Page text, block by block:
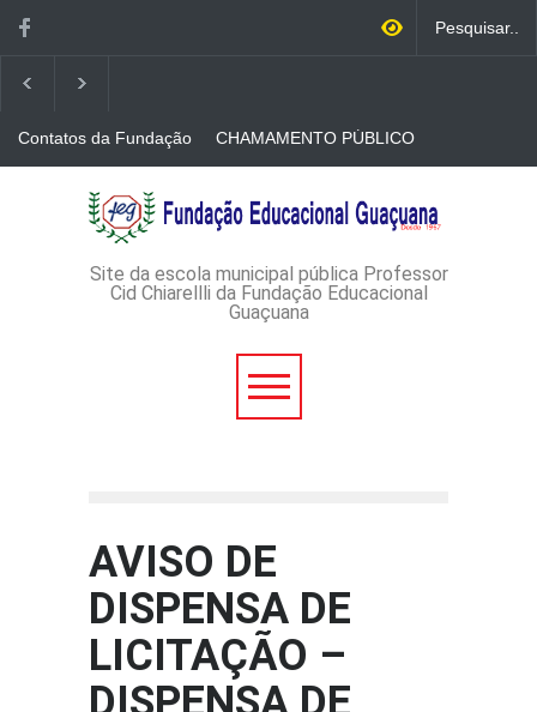
Contatos da Fundação
CHAMAMENTO PÚBLICO
CREDENCIAMENTO DE
IMPRESSOS
AVISO DE DISPENSA DE
LICITAÇÃO - DISPENSA DE
LICITAÇÃO Nº 53/2026-
ADMINISTRATIVO Nº
Site da escola municipal pública Professor
Cid Chiarellli da Fundação Educacional
Guaçuana
AVISO DE
DISPENSA DE
LICITAÇÃO –